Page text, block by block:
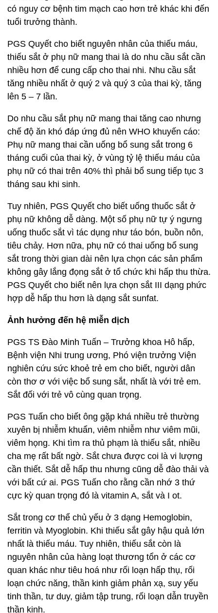
có nguy cơ bệnh tim mạch cao hơn trẻ khác khi đến
tuổi trưởng thành.
PGS Quyết cho biết nguyên nhân của thiếu máu,
thiếu sắt ở phụ nữ mang thai là do nhu cầu sắt cần
nhiều hơn để cung cấp cho thai nhi. Nhu cầu sắt
tăng nhiều nhất ở quý 2 và quý 3 của thai kỳ, tăng
lên 5 – 7 lần.
Do nhu cầu sắt phụ nữ mang thai tăng cao nhưng
chế độ ăn khó đáp ứng đủ nên WHO khuyến cáo:
Phụ nữ mang thai cần uống bổ sung sắt trong 6
tháng cuối của thai kỳ, ở vùng tỷ lệ thiếu máu của
phụ nữ có thai trên 40% thì phải bổ sung tiếp tục 3
tháng sau khi sinh.
Tuy nhiên, PGS Quyết cho biết uống thuốc sắt ở
phụ nữ không dễ dàng. Một số phụ nữ tự ý ngưng
uống thuốc sắt vì tác dụng như táo bón, buồn nôn,
tiêu chảy. Hơn nữa, phụ nữ có thai uống bổ sung
sắt trong thời gian dài nên lựa chọn các sản phẩm
không gây lắng đọng sắt ở tổ chức khi hấp thu thừa.
PGS Quyết cho biết nên lựa chọn sắt III dạng phức
hợp dễ hấp thu hơn là dạng sắt sunfat.
Ảnh hưởng đến hệ miễn dịch
PGS TS Đào Minh Tuấn – Trưởng khoa Hô hấp,
Bệnh viện Nhi trung ương, Phó viện trưởng Viện
nghiên cứu sức khoẻ trẻ em cho biết, người dân
còn thơ ơ với việc bổ sung sắt, nhất là với trẻ em.
Sắt đối với trẻ vô cùng quan trọng.
PGS Tuấn cho biết ông gặp khá nhiều trẻ thường
xuyên bị nhiễm khuẩn, viêm nhiễm như viêm mũi,
viêm họng. Khi tìm ra thủ phạm là thiếu sắt, nhiều
cha mẹ rất bất ngờ. Sắt chưa được coi là vi lượng
cần thiết. Sắt dễ hấp thu nhưng cũng dễ đào thải và
với bất cứ ai. PGS Tuấn cho rằng cần nhớ 3 thứ
cực kỳ quan trọng đó là vitamin A, sắt và I ot.
Sắt trong cơ thể chủ yếu ở 3 dạng Hemoglobin,
ferritin và Myoglobin. Khi thiếu sắt gây hậu quả lớn
nhất là thiếu máu. Tuy nhiên, thiếu sắt còn là
nguyên nhân của hàng loạt thương tổn ở các cơ
quan khác như tiêu hoá như rối loạn hấp thụ, rối
loạn chức năng, thần kinh giảm phản xạ, suy yếu
tinh thần, tư duy, giảm tập trung, rối loạn dẫn truyền
thần kinh.